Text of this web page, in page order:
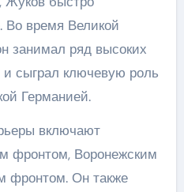
Во время Великой
занимал ряд высоких
сыграл ключевую роль
Германией.
включают
фронтом, Воронежским
фронтом. Он также